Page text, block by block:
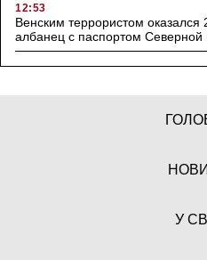
12:53
Венским террористом оказался
албанец с паспортом
У